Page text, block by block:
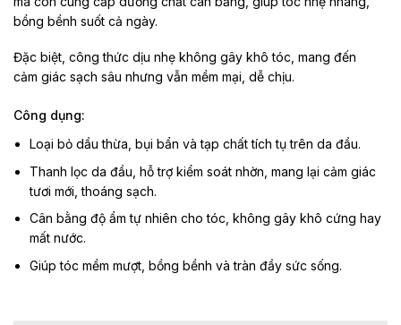
bồng bềnh suốt cả ngày.
Đặc biệt, công thức dịu nhẹ không gây khô tóc, mang đến
cảm giác sạch sâu nhưng vẫn mềm mại, dễ chịu.
Công dụng:
Loại bỏ dầu thừa, bụi bẩn và tạp chất tích tụ trên da đầu.
Thanh lọc da đầu, hỗ trợ kiểm soát nhờn, mang lại cảm giác
tươi mới, thoáng sạch.
Cân bằng độ ẩm tự nhiên cho tóc, không gây khô cứng hay
mất nước.
Giúp tóc mềm mượt, bồng bềnh và tràn đầy sức sống.